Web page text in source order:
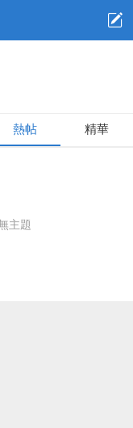
熱帖 精華
主題